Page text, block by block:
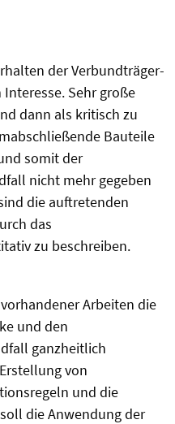
der Verbundträger-
Sehr große
dann als kritisch zu
Bauteile
somit der
nicht mehr gegeben
die auftretenden
das
zu beschreiben.
Arbeiten die
und den
ganzheitlich
von
und die
die Anwendung der